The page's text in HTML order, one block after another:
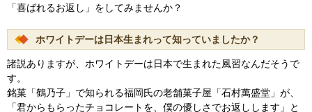
「喜ばれるお返し」をしてみませんか？
ホワイトデーは日本生まれって知っていましたか？
諸説ありますが、ホワイトデーは日本で生まれた風習なんだそうで
す。
銘菓「鶴乃子」で知られる福岡氏の老舗菓子屋「石村萬盛堂」が、
「君からもらったチョコレートを、僕の優しさでお返しします」と